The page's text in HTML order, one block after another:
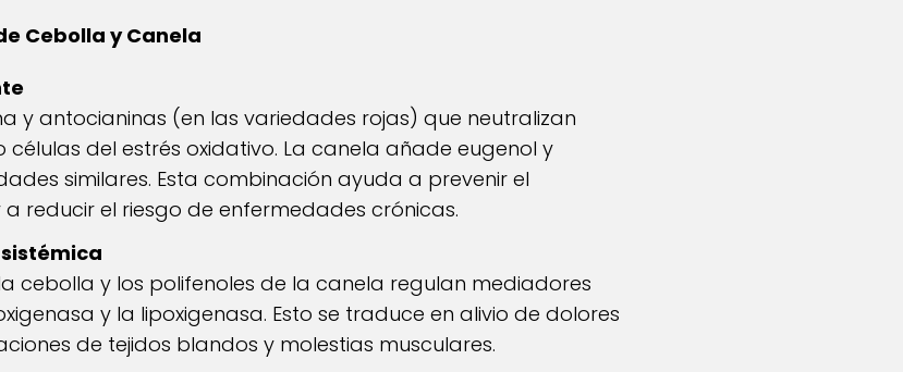
Cebolla y Canela
y antocianinas (en las variedades rojas) que neutralizan
del estrés oxidativo. La canela añade eugenol y
similares. Esta combinación ayuda a prevenir el
reducir el riesgo de enfermedades crónicas.
cebolla y los polifenoles de la canela regulan mediadores
y la lipoxigenasa. Esto se traduce en alivio de dolores
de tejidos blandos y molestias musculares.